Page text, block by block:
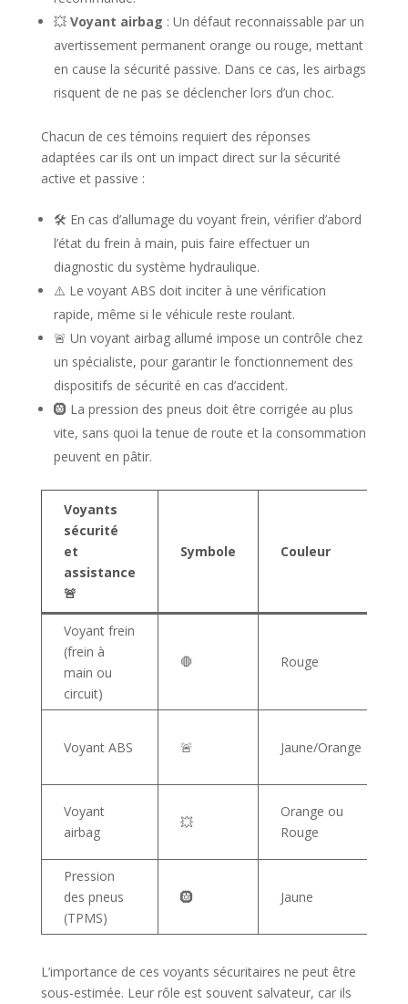
💥 Voyant airbag : Un défaut reconnaissable par un
avertissement permanent orange ou rouge, mettant
en cause la sécurité passive. Dans ce cas, les airbags
risquent de ne pas se déclencher lors d’un choc.
Chacun de ces témoins requiert des réponses
adaptées car ils ont un impact direct sur la sécurité
active et passive :
🛠️ En cas d’allumage du voyant frein, vérifier d’abord
l’état du frein à main, puis faire effectuer un
diagnostic du système hydraulique.
⚠️ Le voyant ABS doit inciter à une vérification
rapide, même si le véhicule reste roulant.
🚨 Un voyant airbag allumé impose un contrôle chez
un spécialiste, pour garantir le fonctionnement des
dispositifs de sécurité en cas d’accident.
🛞 La pression des pneus doit être corrigée au plus
vite, sans quoi la tenue de route et la consommation
peuvent en pâtir.
Voyants
sécurité
et
assistance
🚨
Symbole Couleur
Voyant frein
(frein à
main ou
circuit)
🛑 Rouge
Voyant ABS 🚨 Jaune/Orange
Voyant
airbag
💥
Orange ou
Rouge
Pression
des pneus
(TPMS)
🛞 Jaune
L’importance de ces voyants sécuritaires ne peut être
sous-estimée. Leur rôle est souvent salvateur, car ils